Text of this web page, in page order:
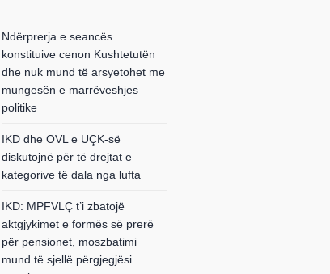
Ndërprerja e seancës
konstituive cenon Kushtetutën
dhe nuk mund të arsyetohet me
mungesën e marrëveshjes
politike
IKD dhe OVL e UÇK-së
diskutojnë për të drejtat e
kategorive të dala nga lufta
IKD: MPFVLÇ t’i zbatojë
aktgjykimet e formës së prerë
për pensionet, moszbatimi
mund të sjellë përgjegjësi